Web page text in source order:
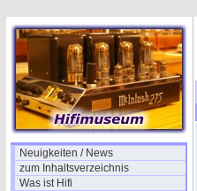
Neuigkeiten / News
zum Inhaltsverzeichnis
Was ist Hifi